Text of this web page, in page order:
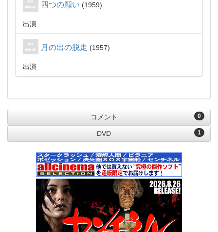
四つの願い 1959
出演
月の出の脱走 1957
出演
0
コメント
1
DVD